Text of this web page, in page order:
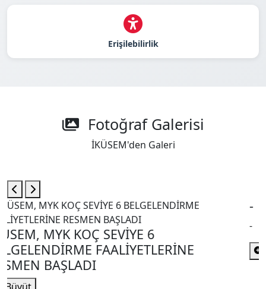
Erişilebilirlik
Fotoğraf Galerisi
İKÜSEM'den Galeri
-
-
Büyüt